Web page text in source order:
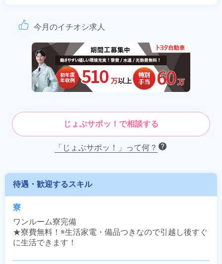
今月のイチオシ求人
じょぶサポッ！で相談する
「じょぶサポッ！」って何？
待遇・歓迎するスキル
寮
ワンルーム寮完備
★寮費無料！※生活家電・備品つきなので引越し後すぐ
に生活できます！